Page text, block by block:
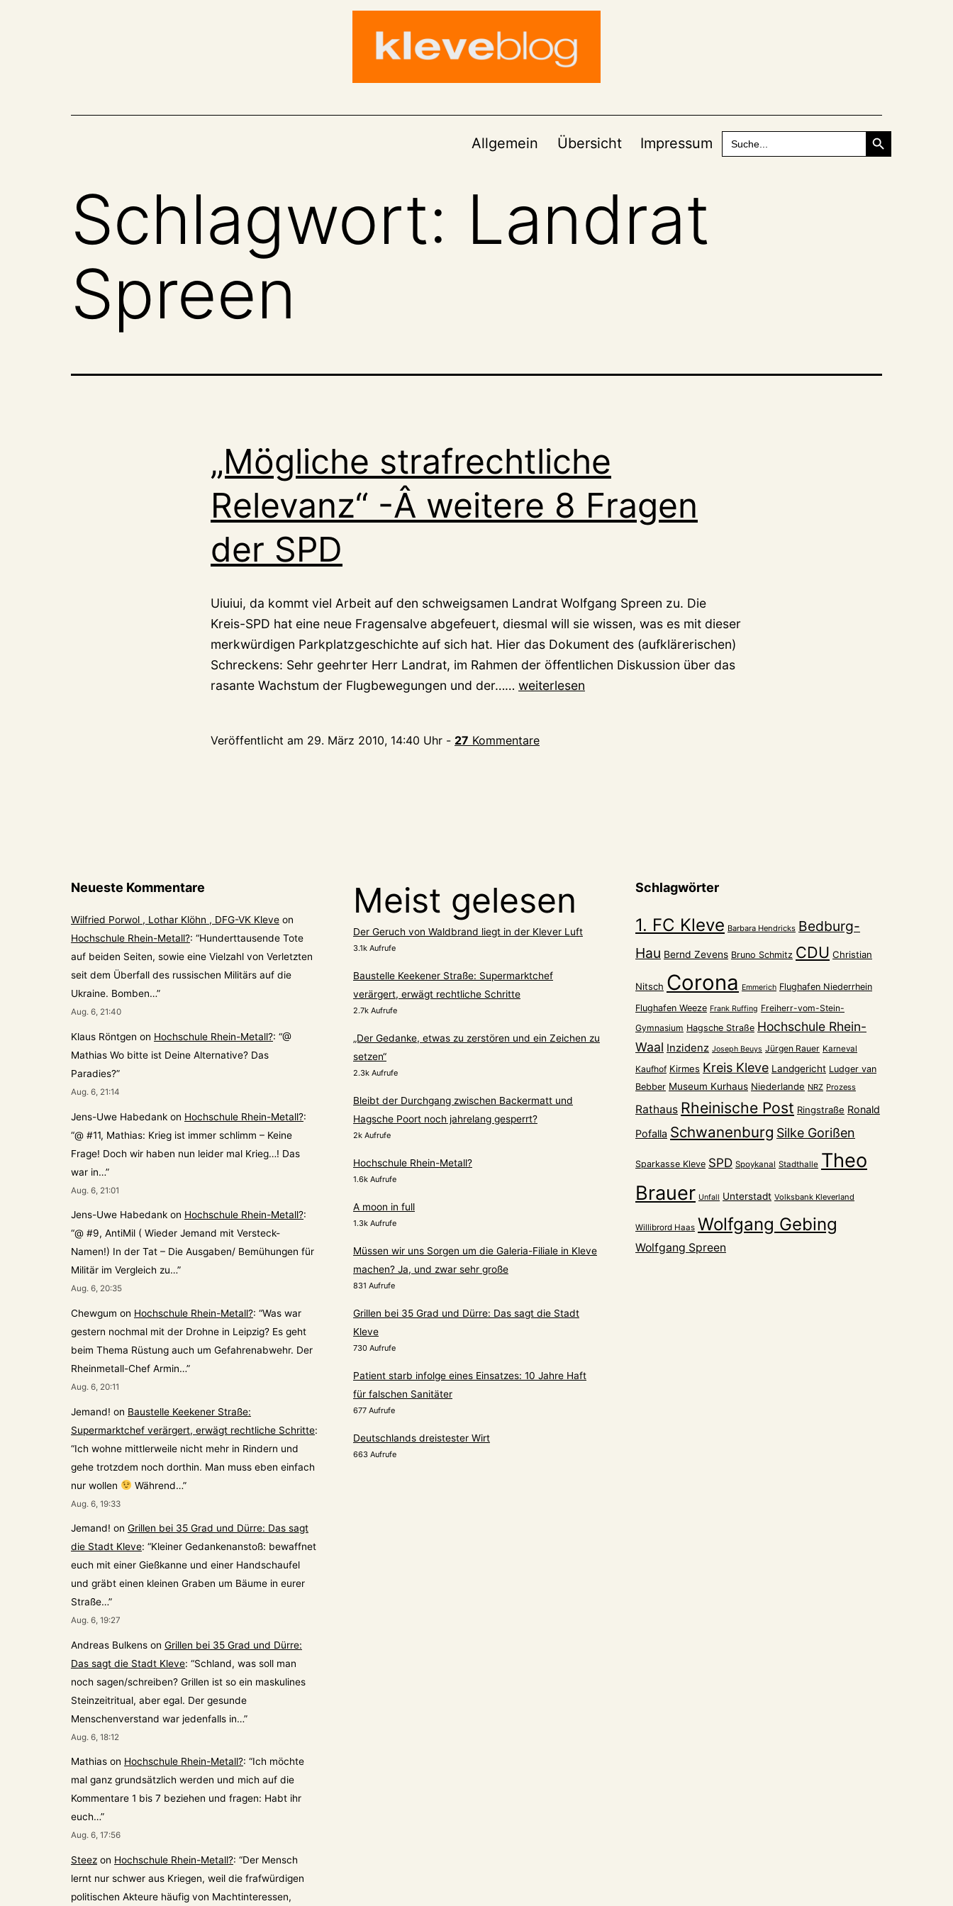
Allgemein Übersicht Impressum
Search
for:
Search Button
Schlagwort: Landrat
Spreen
„Mögliche strafrechtliche
Relevanz“ -Â weitere 8 Fragen
der SPD
Uiuiui, da kommt viel Arbeit auf den schweigsamen Landrat Wolfgang Spreen zu. Die
Kreis-SPD hat eine neue Fragensalve abgefeuert, diesmal will sie wissen, was es mit dieser
merkwürdigen Parkplatzgeschichte auf sich hat. Hier das Dokument des (aufklärerischen)
Schreckens: Sehr geehrter Herr Landrat, im Rahmen der öffentlichen Diskussion über das
rasante Wachstum der Flugbewegungen und der…… „Mögliche
-Â weitere
weiterlesen
Veröffentlicht am 29. März 2010, 14:40 Uhr - 27 Kommentare
Neueste Kommentare
Wilfried Porwol , Lothar Klöhn , DFG-VK Kleve on
Hochschule Rhein-Metall?: “Hunderttausende Tote
auf beiden Seiten, sowie eine Vielzahl von Verletzten
seit dem Überfall des russischen Militärs auf die
Ukraine. Bomben…”
Aug. 6, 21:40
Klaus Röntgen on Hochschule Rhein-Metall?: “@
Mathias Wo bitte ist Deine Alternative? Das
Paradies?”
Aug. 6, 21:14
Jens-Uwe Habedank on Hochschule Rhein-Metall?:
“@ #11, Mathias: Krieg ist immer schlimm – Keine
Frage! Doch wir haben nun leider mal Krieg…! Das
war in…”
Aug. 6, 21:01
Jens-Uwe Habedank on Hochschule Rhein-Metall?:
“@ #9, AntiMil ( Wieder Jemand mit Versteck-
Namen!) In der Tat – Die Ausgaben/ Bemühungen für
Militär im Vergleich zu…”
Aug. 6, 20:35
Chewgum on Hochschule Rhein-Metall?: “Was war
gestern nochmal mit der Drohne in Leipzig? Es geht
beim Thema Rüstung auch um Gefahrenabwehr. Der
Rheinmetall-Chef Armin…”
Aug. 6, 20:11
Jemand! on Baustelle Keekener Straße:
Supermarktchef verärgert, erwägt rechtliche Schritte:
“Ich wohne mittlerweile nicht mehr in Rindern und
gehe trotzdem noch dorthin. Man muss eben einfach
nur wollen
Während…”
Aug. 6, 19:33
Jemand! on Grillen bei 35 Grad und Dürre: Das sagt
die Stadt Kleve: “Kleiner Gedankenanstoß: bewaffnet
euch mit einer Gießkanne und einer Handschaufel
und gräbt einen kleinen Graben um Bäume in eurer
Straße…”
Aug. 6, 19:27
Andreas Bulkens on Grillen bei 35 Grad und Dürre:
Das sagt die Stadt Kleve: “Schland, was soll man
noch sagen/schreiben? Grillen ist so ein maskulines
Steinzeitritual, aber egal. Der gesunde
Menschenverstand war jedenfalls in…”
Aug. 6, 18:12
Mathias on Hochschule Rhein-Metall?: “Ich möchte
mal ganz grundsätzlich werden und mich auf die
Kommentare 1 bis 7 beziehen und fragen: Habt ihr
euch…”
Aug. 6, 17:56
Steez on Hochschule Rhein-Metall?: “Der Mensch
lernt nur schwer aus Kriegen, weil die frafwürdigen
politischen Akteure häufig von Machtinteressen,
Meist gelesen
Der Geruch von Waldbrand liegt in der Klever Luft
3.1k Aufrufe
Baustelle Keekener Straße: Supermarktchef
verärgert, erwägt rechtliche Schritte
2.7k Aufrufe
„Der Gedanke, etwas zu zerstören und ein Zeichen zu
setzen“
2.3k Aufrufe
Bleibt der Durchgang zwischen Backermatt und
Hagsche Poort noch jahrelang gesperrt?
2k Aufrufe
Hochschule Rhein-Metall?
1.6k Aufrufe
A moon in full
1.3k Aufrufe
Müssen wir uns Sorgen um die Galeria-Filiale in Kleve
machen? Ja, und zwar sehr große
831 Aufrufe
Grillen bei 35 Grad und Dürre: Das sagt die Stadt
Kleve
730 Aufrufe
Patient starb infolge eines Einsatzes: 10 Jahre Haft
für falschen Sanitäter
677 Aufrufe
Deutschlands dreistester Wirt
663 Aufrufe
Schlagwörter
1. FC Kleve Barbara Hendricks Bedburg-
Hau Bernd Zevens Bruno Schmitz CDU Christian
Nitsch Corona Emmerich Flughafen Niederrhein
Flughafen Weeze Frank Ruffing Freiherr-vom-Stein-
Gymnasium Hagsche Straße Hochschule Rhein-
Waal Inzidenz Joseph Beuys Jürgen Rauer Karneval
Kaufhof Kirmes Kreis Kleve Landgericht Ludger van
Bebber Museum Kurhaus Niederlande NRZ Prozess
Rathaus Rheinische Post Ringstraße Ronald
Pofalla Schwanenburg Silke Gorißen
Sparkasse Kleve SPD Spoykanal Stadthalle Theo
Brauer Unfall Unterstadt Volksbank Kleverland
Willibrord Haas Wolfgang Gebing
Wolfgang Spreen